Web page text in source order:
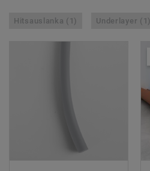
Hitsauslanka (1) Underlayer (1)